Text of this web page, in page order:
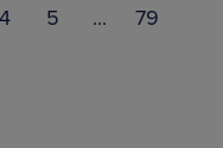
4 5 ... 79